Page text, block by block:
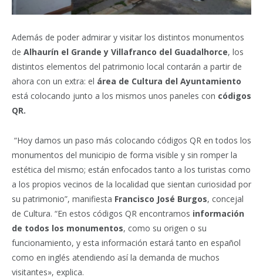
Además de poder admirar y visitar los distintos monumentos
de Alhaurín el Grande y Villafranco del Guadalhorce, los
distintos elementos del patrimonio local contarán a partir de
ahora con un extra: el área de Cultura del Ayuntamiento
está colocando junto a los mismos unos paneles con códigos
QR.
“Hoy damos un paso más colocando códigos QR en todos los
monumentos del municipio de forma visible y sin romper la
estética del mismo; están enfocados tanto a los turistas como
a los propios vecinos de la localidad que sientan curiosidad por
su patrimonio”, manifiesta Francisco José Burgos, concejal
de Cultura. “En estos códigos QR encontramos información
de todos los monumentos, como su origen o su
funcionamiento, y esta información estará tanto en español
como en inglés atendiendo así la demanda de muchos
visitantes», explica.